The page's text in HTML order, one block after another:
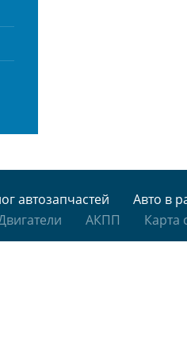
автозапчастей
Авто в
АКПП Карта